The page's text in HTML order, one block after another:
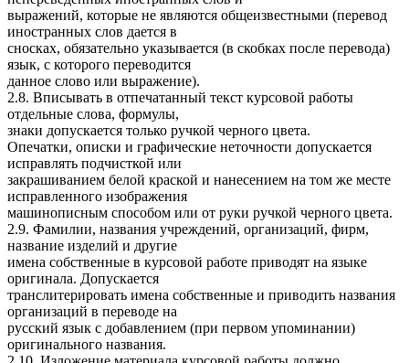
выражений, которые не являются общеизвестными (перевод
иностранных слов дается в
сносках, обязательно указывается (в скобках после перевода)
язык, с которого переводится
данное слово или выражение).
2.8. Вписывать в отпечатанный текст курсовой работы
отдельные слова, формулы,
знаки допускается только ручкой черного цвета.
Опечатки, описки и графические неточности допускается
исправлять подчисткой или
закрашиванием белой краской и нанесением на том же месте
исправленного изображения
машинописным способом или от руки ручкой черного цвета.
2.9. Фамилии, названия учреждений, организаций, фирм,
название изделий и другие
имена собственные в курсовой работе приводят на языке
оригинала. Допускается
транслитерировать имена собственные и приводить названия
организаций в переводе на
русский язык с добавлением (при первом упоминании)
оригинального названия.